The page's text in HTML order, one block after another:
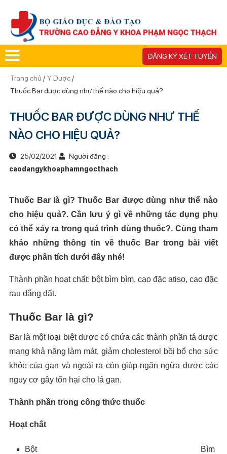
ĐĂNG KÝ XÉT TUYỂN
Trang chủ / Y Dược/
Thuốc Bar được dùng như thế nào cho hiệu quả?
THUỐC BAR ĐƯỢC DÙNG NHƯ THẾ
NÀO CHO HIỆU QUẢ?
25/02/2021
Người đăng :
caodangykhoaphamngocthach
Thuốc Bar là gì? Thuốc Bar được dùng như thế nào
cho hiệu quả?. Cần lưu ý gì về những tác dụng phụ
có thể xảy ra trong quá trình dùng thuốc?. Cùng tham
khảo những thông tin về thuốc Bar trong bài viết
được phân tích dưới đây nhé!
Thành phần hoạt chất: bột bìm bìm, cao đặc atiso, cao đặc
rau đắng đất.
Thuốc Bar là gì?
Bar là một loại biệt dược có chứa các thành phần tá dược
mang khả năng làm mát, giảm cholesterol bồi bổ cho sức
khỏe của gan và ngoài ra còn giúp ngăn ngừa được các
nguy cơ gây tổn hại cho lá gan.
Thành phần trong công thức thuốc
Hoạt chất
Bột Bìm